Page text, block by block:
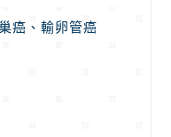
癌、輸卵管癌